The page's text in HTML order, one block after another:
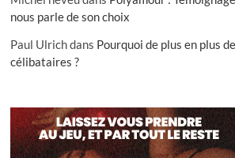
nous parle de son choix
Paul Ulrichdans Pourquoi de plus en plus
célibataires ?